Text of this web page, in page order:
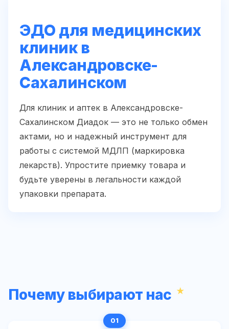
ЭДО для медицинских
клиник в
Александровске-
Сахалинском
Для клиник и аптек в Александровске-
Сахалинском Диадок — это не только обмен
актами, но и надежный инструмент для
работы с системой МДЛП (маркировка
лекарств). Упростите приемку товара и
будьте уверены в легальности каждой
упаковки препарата.
Почему выбирают нас